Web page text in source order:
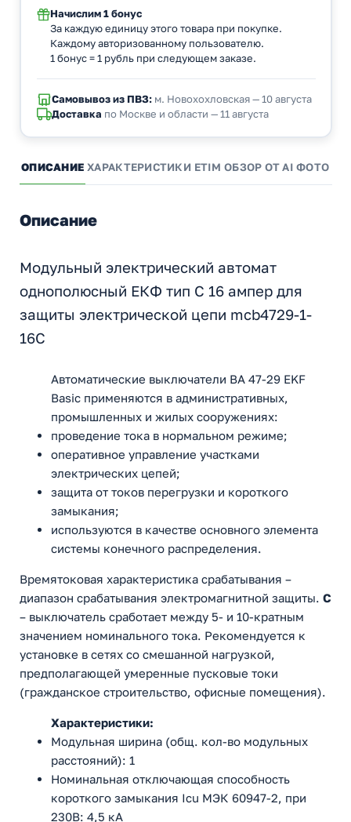
Начислим 1 бонус
За каждую единицу этого товара при покупке.
Каждому авторизованному пользователю.
1 бонус = 1 рубль при следующем заказе.
Самовывоз из ПВЗ:м. Новохохловская — 10 августа
Доставка по Москве и области — 11 августа
ОПИСАНИЕ ХАРАКТЕРИСТИКИ ETIM ОБЗОР ОТ AI ФОТО И
Описание
Модульный электрический автомат
однополюсный ЕКФ тип С 16 ампер для
защиты электрической цепи mcb4729-1-
16C
Автоматические выключатели ВА 47-29 EKF
Basic применяются в административных,
промышленных и жилых сооружениях:
проведение тока в нормальном режиме;
оперативное управление участками
электрических цепей;
защита от токов перегрузки и короткого
замыкания;
используются в качестве основного элемента
системы конечного распределения.
Времятоковая характеристика срабатывания –
диапазон срабатывания электромагнитной защиты. С
– выключатель сработает между 5- и 10-кратным
значением номинального тока. Рекомендуется к
установке в сетях со смешанной нагрузкой,
предполагающей умеренные пусковые токи
(гражданское строительство, офисные помещения).
Характеристики:
Модульная ширина (общ. кол-во модульных
расстояний): 1
Номинальная отключающая способность
короткого замыкания Icu МЭК 60947-2, при
230В: 4,5 кА